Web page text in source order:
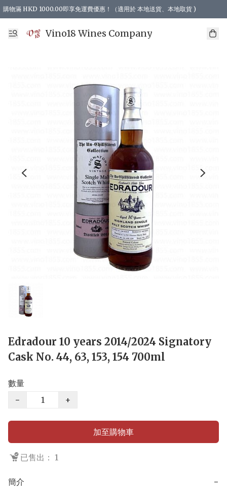
購物滿 HKD 1000.00即享免運費優惠！（適用於 本地送貨、本地取貨 )
Vino18 Wines Company
Edradour 10 years 2014/2024 Signatory
Cask No. 44, 63, 153, 154 700ml
數量
−
+
加至購物車
已售出： 1
簡介 −